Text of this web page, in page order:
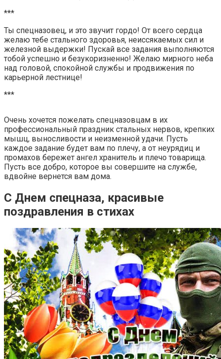
***
Ты спецназовец, и это звучит гордо! От всего сердца
желаю тебе стального здоровья, неиссякаемых сил и
железной выдержки! Пускай все задания выполняются
тобой успешно и безукоризненно! Желаю мирного неба
над головой, спокойной службы и продвижения по
карьерной лестнице!
***
Очень хочется пожелать спецназовцам в их
профессиональный праздник стальных нервов, крепких
мышц, выносливости и неизменной удачи. Пусть
каждое задание будет вам по плечу, а от неурядиц и
промахов бережет ангел хранитель и плечо товарища.
Пусть все добро, которое вы совершите на службе,
вдвойне вернется вам дома.
С Днем спецназа, красивые
поздравления в стихах